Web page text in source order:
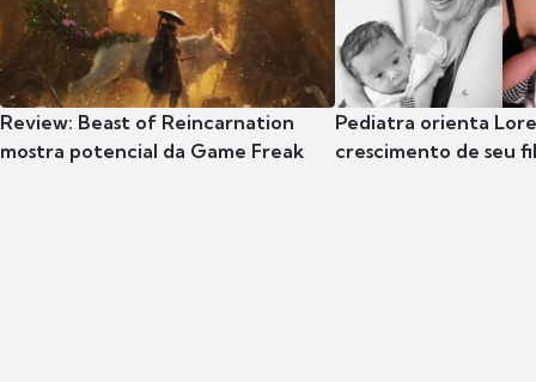
Review: Beast of Reincarnation
mostra potencial da Game Freak
Pediatra orienta
crescimento de seu